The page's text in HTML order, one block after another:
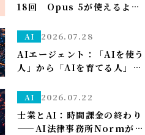
18回 Opus 5が使えるよう
ので改めて使い分けを考え直
Opus、「集める・手を動か
す」はSonnet～
AI 2026.07.28
AIエージェント：「AIを使う
人」から「AIを育てる人」へ
管理部はこう備える
AI 2026.07.22
士業とAI：時間課金の終わり
——AI法律事務所Normがユ